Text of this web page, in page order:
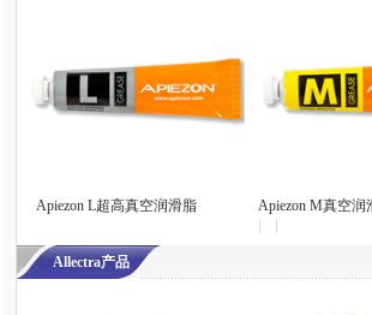
Apiezon L超高真空润滑脂 Apiezon M真空润
Allectra产品